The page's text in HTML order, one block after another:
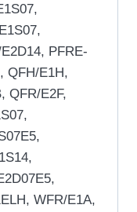
PFRE-
QFH/E1H,
QFR/E2F,
WFR/E1A,